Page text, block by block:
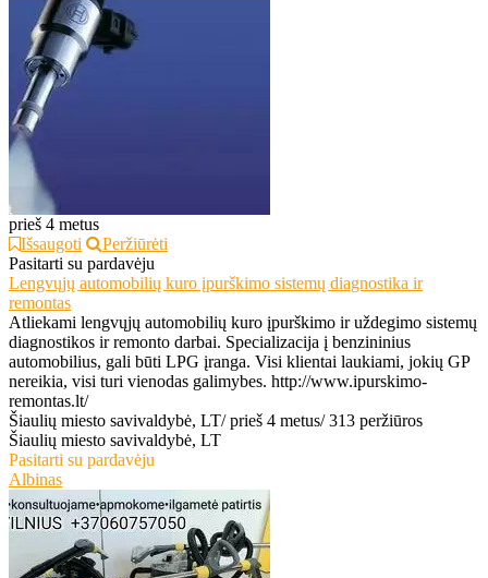
prieš 4 metus
Išsaugoti
Peržiūrėti
Pasitarti su pardavėju
Lengvųjų automobilių kuro įpurškimo sistemų diagnostika ir
remontas
Atliekami lengvųjų automobilių kuro įpurškimo ir uždegimo sistemų
diagnostikos ir remonto darbai. Specializacija į benzininius
automobilius, gali būti LPG įranga. Visi klientai laukiami, jokių GP
nereikia, visi turi vienodas galimybes. http://www.ipurskimo-
remontas.lt/
Šiaulių miesto savivaldybė, LT/ prieš 4 metus/ 313 peržiūros
Šiaulių miesto savivaldybė, LT
Pasitarti su pardavėju
Albinas